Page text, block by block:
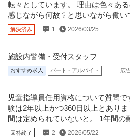
転々としています。 理由は色々あ
感じながら何故？と思いながら働い
解決済み 1 2026/03/25
施設内警備・受付スタッフ
おすすめ求人 パート・アルバイト 広
児童指導員任用資格について質問
験は2年以上かつ360日以上とあり
間は定められていないと。 1年間の
回答終了 2 2026/05/22